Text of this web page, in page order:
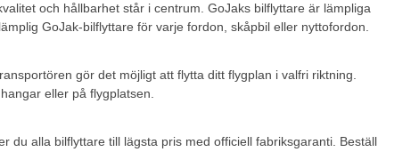
och hållbarhet står i centrum. GoJaks bilflyttare är lämpliga
GoJak-bilflyttare för varje fordon, skåpbil eller nyttofordon.
gör det möjligt att flytta ditt flygplan i valfri riktning.
eller på flygplatsen.
du alla bilflyttare till lägsta pris med officiell fabriksgaranti. Beställ